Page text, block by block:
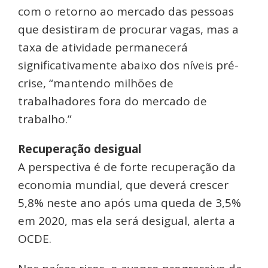
com o retorno ao mercado das pessoas
que desistiram de procurar vagas, mas a
taxa de atividade permanecerá
significativamente abaixo dos níveis pré-
crise, “mantendo milhões de
trabalhadores fora do mercado de
trabalho.”
Recuperação desigual
A perspectiva é de forte recuperação da
economia mundial, que deverá crescer
5,8% neste ano após uma queda de 3,5%
em 2020, mas ela será desigual, alerta a
OCDE.